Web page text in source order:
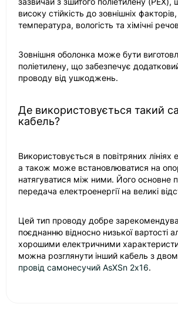
високу стійкість до зовнішніх
температура, вологість та хімічні
Зовнішня оболонка може бути
поліетилену, що забезпечує
проводу від ушкоджень.
Де використовується такий
кабель?
Використовується в повітряних лініях
а також може встановлюватися на
натягуватися між ними. Його основне
передача електроенергії на великі
Цей тип проводу добре
поєднанню відносно низької вартості
хорошими електричними
можна розглянути інший кабель з
провід самонесучий AsXSn 2х16.